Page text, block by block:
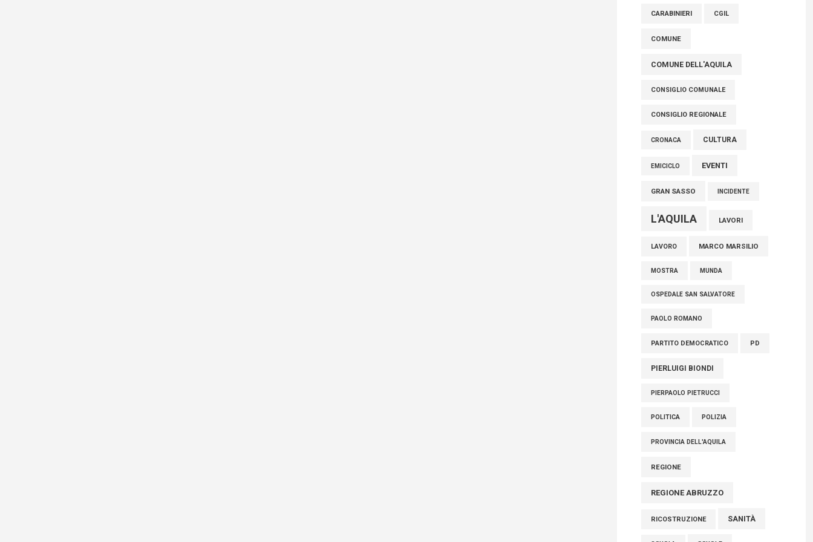
tra cui molti abruzzesi"
06 Agosto 2026
CARABINIERI CGIL
COMUNE
COMUNE DELL'AQUILA
CONSIGLIO COMUNALE
CONSIGLIO REGIONALE
CRONACA CULTURA
EMICICLO EVENTI
GRAN SASSO INCIDENTE
L'AQUILA LAVORI
LAVORO MARCO MARSILIO
MOSTRA MUNDA
OSPEDALE SAN SALVATORE
PAOLO ROMANO
PARTITO DEMOCRATICO PD
PIERLUIGI BIONDI
PIERPAOLO PIETRUCCI
POLITICA POLIZIA
PROVINCIA DELL'AQUILA
REGIONE
REGIONE ABRUZZO
RICOSTRUZIONE SANITÀ